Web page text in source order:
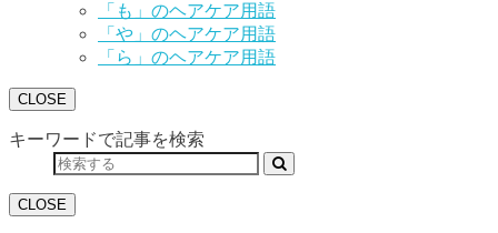
「も」のヘアケア用語
「や」のヘアケア用語
「ら」のヘアケア用語
CLOSE
キーワードで記事を検索
CLOSE